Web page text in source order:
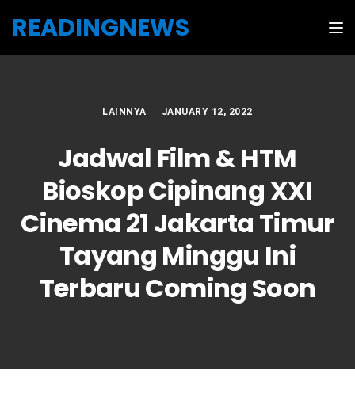
READINGNEWS
LAINNYA JANUARY 12, 2022
Jadwal Film & HTM
Bioskop Cipinang XXI
Cinema 21 Jakarta Timur
Tayang Minggu Ini
Terbaru Coming Soon